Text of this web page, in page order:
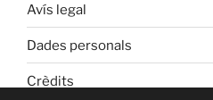
Avís legal
Dades personals
Crèdits